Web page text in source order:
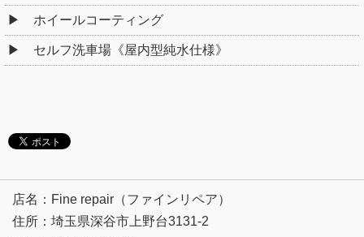
ホイールコーティング
セルフ洗車場《屋内型純水仕様》
店名：Fine repair（ファインリペア）
住所：埼玉県深谷市上野台3131-2